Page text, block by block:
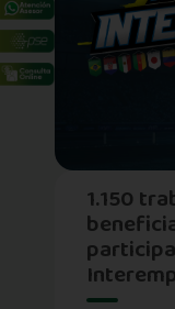
1.150